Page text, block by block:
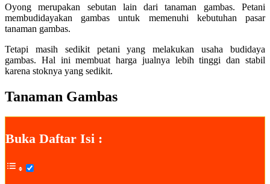
Oyong merupakan sebutan lain dari tanaman gambas. Petani
membudidayakan gambas untuk memenuhi kebutuhan pasar
tanaman gambas.
Tetapi masih sedikit petani yang melakukan usaha budidaya
gambas. Hal ini membuat harga jualnya lebih tinggi dan stabil
karena stoknya yang sedikit.
Tanaman Gambas
Buka Daftar Isi :